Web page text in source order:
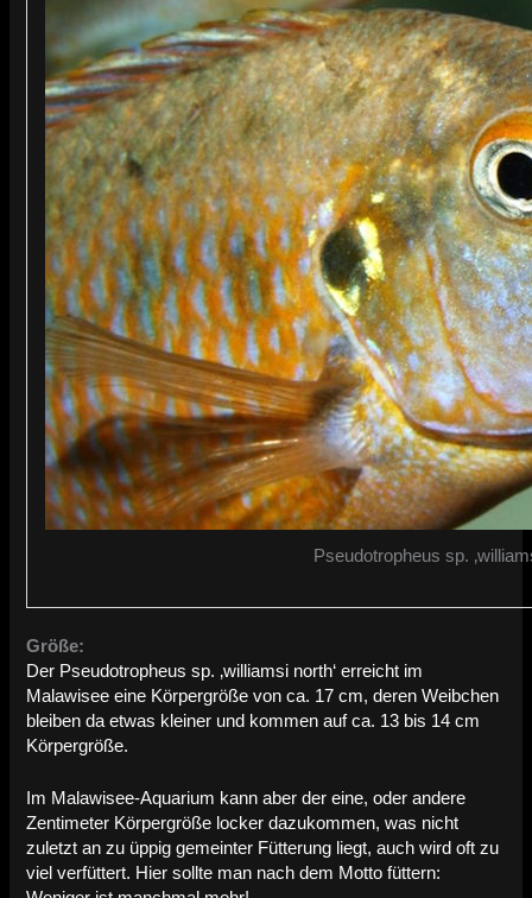
Pseudotropheus sp.
Größe:
Der Pseudotropheus sp. ‚williamsi north‘ erreicht im
Malawisee eine Körpergröße von ca. 17 cm, deren Weibchen
bleiben da etwas kleiner und kommen auf ca. 13 bis 14 cm
Körpergröße.
Im Malawisee-Aquarium kann aber der eine, oder andere
Zentimeter Körpergröße locker dazukommen, was nicht
zuletzt an zu üppig gemeinter Fütterung liegt, auch wird oft zu
viel verfüttert. Hier sollte man nach dem Motto füttern: